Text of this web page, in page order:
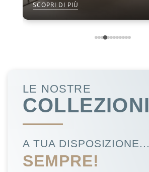
SCOPRI DI PIÙ
LE NOSTRE
COLLEZIONI
A TUA DISPOSIZIONE...
SEMPRE!